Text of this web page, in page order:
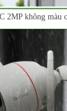
2MP không màu